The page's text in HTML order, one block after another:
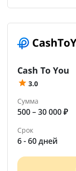
Cash To You
3.0
Сумма
500 – 30 000 ₽
Срок
6 - 60 дней